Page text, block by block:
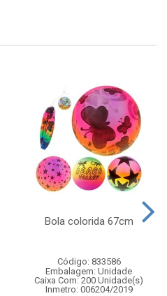
Bola colorida 67cm
Código: 833586
Embalagem: Unidade
Caixa Com: 200 Unidade(s)
Inmetro: 006204/2019